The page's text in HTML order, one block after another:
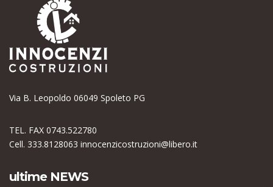
Via B. Leopoldo 06049 Spoleto PG
TEL. FAX 0743.522780
Cell. 333.8128063 innocenzicostruzioni@libero.it
ultime NEWS